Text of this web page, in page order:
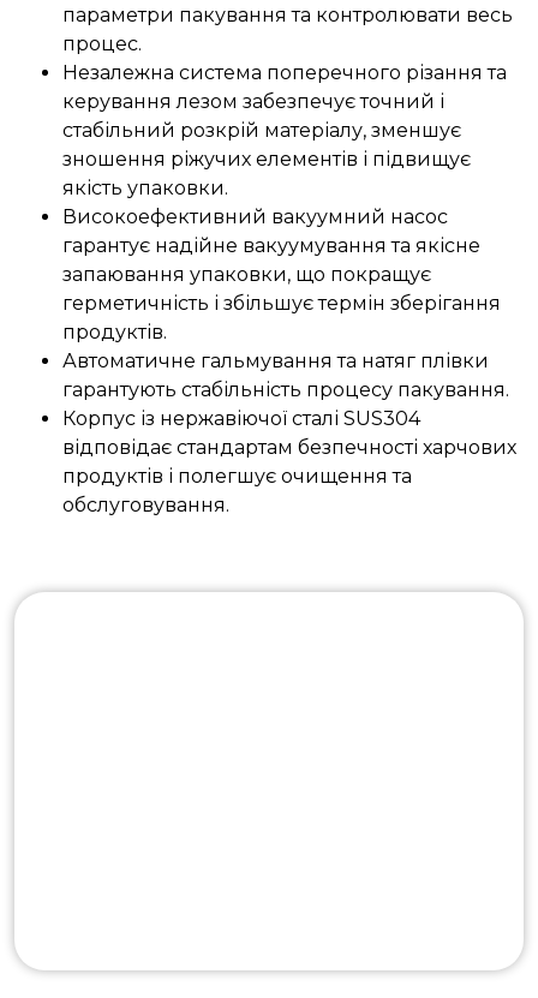
параметри пакування та контролювати весь
процес.
Незалежна система поперечного різання та
керування лезом забезпечує точний і
стабільний розкрій матеріалу, зменшує
зношення ріжучих елементів і підвищує
якість упаковки.
Високоефективний вакуумний насос
гарантує надійне вакуумування та якісне
запаювання упаковки, що покращує
герметичність і збільшує термін зберігання
продуктів.
Автоматичне гальмування та натяг плівки
гарантують стабільність процесу пакування.
Корпус із нержавіючої сталі SUS304
відповідає стандартам безпечності харчових
продуктів і полегшує очищення та
обслуговування.